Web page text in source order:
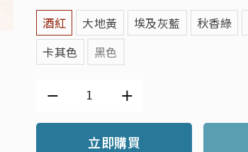
酒紅 大地黃 埃及灰藍 秋香綠
卡其色
黑色
立即購買